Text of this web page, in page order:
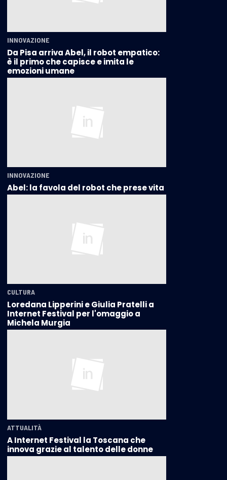
INNOVAZIONE
Da Pisa arriva Abel, il robot empatico:
è il primo che capisce e imita le
emozioni umane
INNOVAZIONE
Abel: la favola del robot che prese vita
CULTURA
Loredana Lipperini e Giulia Pratelli a
Internet Festival per l'omaggio a
Michela Murgia
ATTUALITÀ
A Internet Festival la Toscana che
innova grazie al talento delle donne